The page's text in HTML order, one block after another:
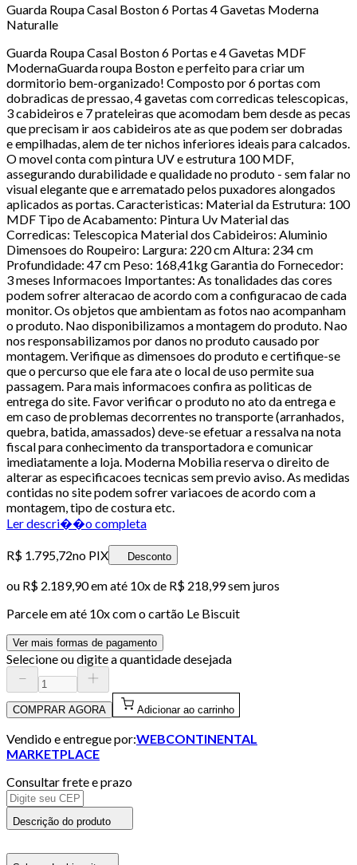
Guarda Roupa Casal Boston 6 Portas 4 Gavetas Moderna
Naturalle
Guarda Roupa Casal Boston 6 Portas e 4 Gavetas MDF
ModernaGuarda roupa Boston e perfeito para criar um
dormitorio bem-organizado! Composto por 6 portas com
dobradicas de pressao, 4 gavetas com corredicas telescopicas,
3 cabideiros e 7 prateleiras que acomodam bem desde as pecas
que precisam ir aos cabideiros ate as que podem ser dobradas
e empilhadas, alem de ter nichos inferiores ideais para calcados.
O movel conta com pintura UV e estrutura 100 MDF,
assegurando durabilidade e qualidade no produto - sem falar no
visual elegante que e arrematado pelos puxadores alongados
aplicados as portas. Caracteristicas: Material da Estrutura: 100
MDF Tipo de Acabamento: Pintura Uv Material das
Corredicas: Telescopica Material dos Cabideiros: Aluminio
Dimensoes do Roupeiro: Largura: 220 cm Altura: 234 cm
Profundidade: 47 cm Peso: 168,41kg Garantia do Fornecedor:
3 meses Informacoes Importantes: As tonalidades das cores
podem sofrer alteracao de acordo com a configuracao de cada
monitor. Os objetos que ambientam as fotos nao acompanham
o produto. Nao disponibilizamos a montagem do produto. Nao
nos responsabilizamos por danos no produto causado por
montagem. Verifique as dimensoes do produto e certifique-se
que o percurso que ele fara ate o local de uso permite sua
passagem. Para mais informacoes confira as politicas de
entrega do site. Favor verificar o produto no ato da entrega e
em caso de problemas decorrentes no transporte (arranhados,
quebra, batida, amassados) deve-se efetuar a ressalva na nota
fiscal para conhecimento da transportadora e comunicar
imediatamente a loja. Moderna Mobilia reserva o direito de
alterar as especificacoes tecnicas sem previo aviso. As medidas
contidas no site podem sofrer variacoes de acordo com a
montagem, tipo de costura etc.
Ler descri��o completa
R$ 1.795,72no PIX Desconto
ou R$ 2.189,90em até 10x de R$ 218,99 sem juros
Parcele em até 10x com o cartão Le Biscuit
Ver mais formas de pagamento
Selecione ou digite a quantidade desejada
COMPRAR AGORA Adicionar ao carrinho
Vendido e entregue por:WEBCONTINENTAL
MARKETPLACE
Consultar frete e prazo
Descrição do produto